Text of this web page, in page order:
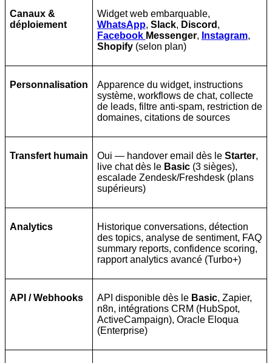
Canaux &
déploiement
Widget web embarquable,
WhatsApp, Slack, Discord ,
Facebook Messenger, Instagram,
Shopify(selon plan)
Personnalisation
Apparence du widget, instructions
système, workflows de chat, collecte
de leads, filtre anti-spam, restriction de
domaines, citations de sources
Transfert humain Oui — handover email dès le Starter,
live chat dès le Basic(3 sièges),
escalade Zendesk/Freshdesk (plans
supérieurs)
Analytics
Historique conversations, détection
des topics, analyse de sentiment, FAQ
summary reports, confidence scoring,
rapport analytics avancé (Turbo+)
API / Webhooks API disponible dès le Basic, Zapier,
n8n, intégrations CRM (HubSpot,
ActiveCampaign), Oracle Eloqua
(Enterprise)